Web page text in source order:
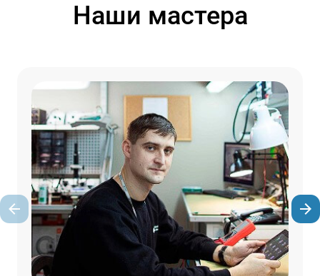
Наши мастера